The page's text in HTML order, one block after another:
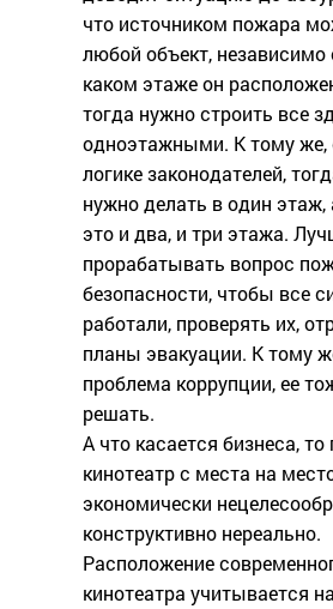
что источником пожара
любой объект, независимо
каком этаже он
тогда нужно строить все
одноэтажными. К тому же,
логике законодателей,
нужно делать в один этаж,
это и два, и три этажа.
прорабатывать вопрос
безопасности, чтобы все
работали, проверять их,
планы эвакуации. К тому
проблема коррупции, ее
решать.
А что касается бизнеса, то
кинотеатр с места на
экономически
конструктивно нереально.
Расположение
кинотеатра учитывается